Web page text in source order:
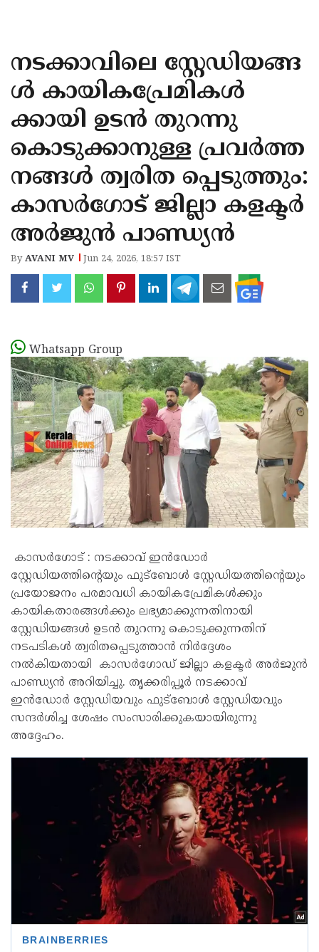
KANNUR
KASARAGOD
നടക്കാവിലെ സ്റ്റേഡിയങ്ങ
ൾ കായികപ്രേമികൾ
ക്കായി ഉടൻ തുറന്നു
കൊടുക്കാനുള്ള പ്രവർത്ത
നങ്ങൾ ത്വരിത പ്പെടുത്തും:
കാസർ​ഗോട് ജില്ലാ കളക്ടർ
അർജുൻ പാണ്ഡ്യൻ
ByAVANI MV Jun 24, 2026, 18:57 IST
Whatsapp Group
കാസർ​ഗോട് : നടക്കാവ് ഇൻഡോർ
സ്റ്റേഡിയത്തിന്റെയും ഫുട്ബോൾ സ്റ്റേഡിയത്തിന്റെയും
പ്രയോജനം പരമാവധി കായികപ്രേമികൾക്കും
കായികതാരങ്ങൾക്കും ലഭ്യമാക്കുന്നതിനായി
സ്റ്റേഡിയങ്ങൾ ഉടൻ തുറന്നു കൊടുക്കുന്നതിന്
നടപടികൾ ത്വരിതപ്പെടുത്താൻ നിർദ്ദേശം
നൽകിയതായി കാസർഗോഡ് ജില്ലാ കളക്ടർ അർജുൻ
പാണ്ഡ്യൻ അറിയിച്ചു. തൃക്കരിപ്പൂർ നടക്കാവ്
ഇൻഡോർ സ്റ്റേഡിയവും ഫുട്ബോൾ സ്റ്റേഡിയവും
സന്ദർശിച്ച ശേഷം സംസാരിക്കുകയായിരുന്നു
അദ്ദേഹം.